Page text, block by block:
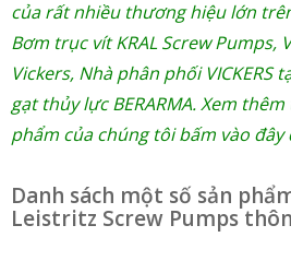
của rất nhiều thương hiệu lớn
Bơm trục vít KRAL Screw Pumps,
Vickers, Nhà phân phối VICKERS
gạt thủy lực BERARMA. Xem
phẩm của chúng tôi bấm vào đây
Danh sách một số sản
Leistritz Screw Pumps